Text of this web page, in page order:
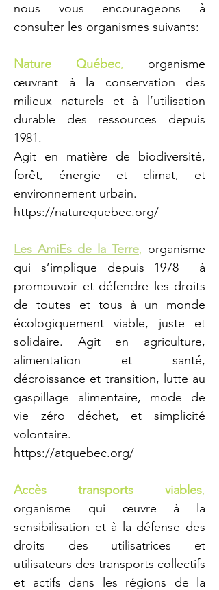
nous vous encourageons à
consulter les organismes suivants:
Nature Québec, organisme
œuvrant à la conservation des
milieux naturels et à l’utilisation
durable des ressources depuis
1981.
Agit en matière de biodiversité,
forêt, énergie et climat, et
environnement urbain.
https://naturequebec.org/
Les AmiEs de la Terre, organisme
qui s’implique depuis 1978 à
promouvoir et défendre les droits
de toutes et tous à un monde
écologiquement viable, juste et
solidaire. Agit en agriculture,
alimentation et santé,
décroissance et transition, lutte au
gaspillage alimentaire, mode de
vie zéro déchet, et simplicité
volontaire.
https://atquebec.org/
Accès transports viables,
organisme qui œuvre à la
sensibilisation et à la défense des
droits des utilisatrices et
utilisateurs des transports collectifs
et actifs dans les régions de la